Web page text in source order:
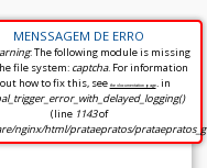
MENSSAGEM DE ERRO
: The following module is missing
file system: captcha. For information
how to fix this, see the documentation page. in
(line 1143of
nginx/html/prataepratos/